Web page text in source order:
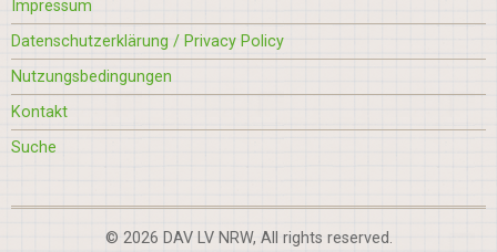
Impressum
Datenschutzerklärung / Privacy Policy
Nutzungsbedingungen
Kontakt
Suche
© 2026 DAV LV NRW, All rights reserved.